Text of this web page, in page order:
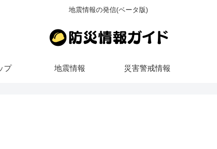
地震情報の発信(ベータ版)
プ 地震情報 災害警戒情報